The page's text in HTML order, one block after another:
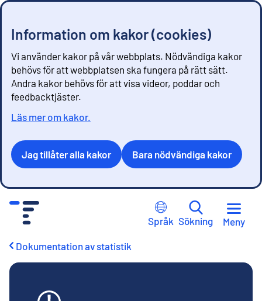
Information om kakor (cookies)
Vi använder kakor på vår webbplats. Nödvändiga kakor
behövs för att webbplatsen ska fungera på rätt sätt.
Andra kakor behövs för att visa videor, poddar och
feedbacktjäster.
Läs mer om kakor.
Jag tillåter alla kakor Bara nödvändiga kakor
Språk Sökning Meny
Dokumentation av statistik